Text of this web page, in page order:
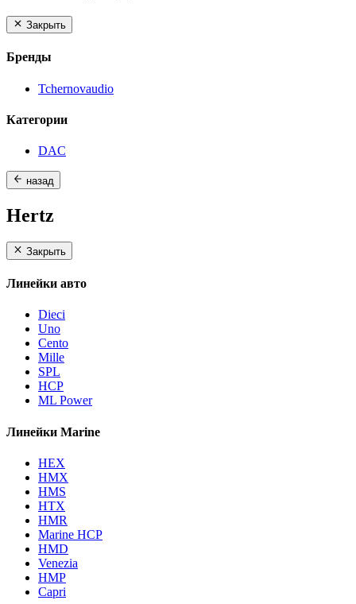
Закрыть
Бренды
Tchernovaudio
Категории
DAC
назад
Hertz
Закрыть
Линейки авто
Dieci
Uno
Cento
Mille
SPL
HCP
ML Power
Линейки Marine
HEX
HMX
HMS
HTX
HMR
Marine HCP
HMD
Venezia
HMP
Capri